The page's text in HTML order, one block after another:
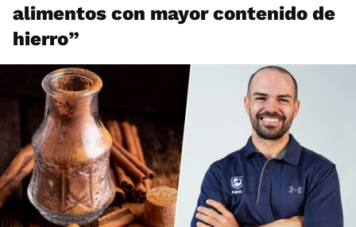
alimentos con mayor contenido de
hierro”